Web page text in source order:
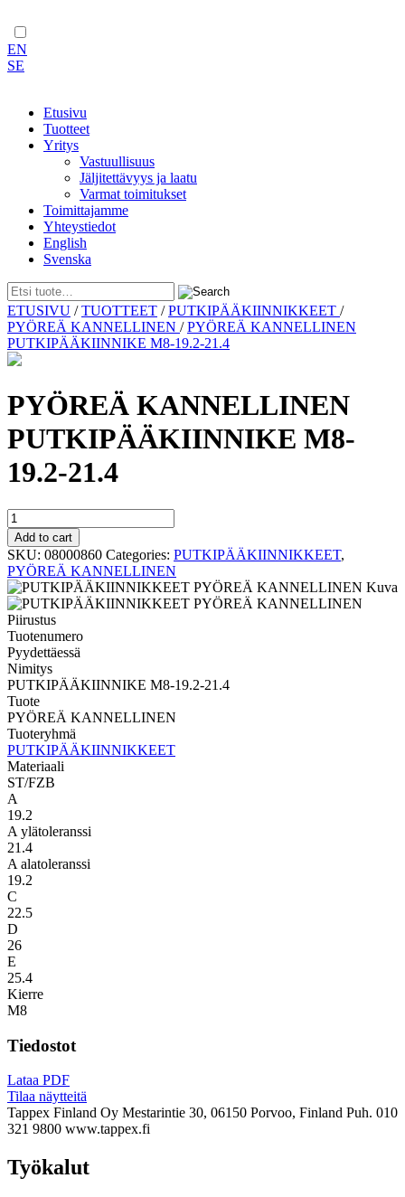
EN
SE
Etusivu
Tuotteet
Yritys
Vastuullisuus
Jäljitettävyys ja laatu
Varmat toimitukset
Toimittajamme
Yhteystiedot
English
Svenska
Skip
to
content
ETUSIVU /TUOTTEET /PUTKIPÄÄKIINNIKKEET /
PYÖREÄ KANNELLINEN /PYÖREÄ KANNELLINEN
PUTKIPÄÄKIINNIKE M8-19.2-21.4
PYÖREÄ KANNELLINEN
PUTKIPÄÄKIINNIKE M8-
19.2-21.4
PYÖREÄ
KANNELLINEN
PUTKIPÄÄKIINNIKE
M8-
19.2-
21.4
quantity
Add to cart
SKU: 08000860 Categories: PUTKIPÄÄKIINNIKKEET,
PYÖREÄ KANNELLINEN
Tuotenumero
Pyydettäessä
Nimitys
PUTKIPÄÄKIINNIKE M8-19.2-21.4
Tuote
PYÖREÄ KANNELLINEN
Tuoteryhmä
PUTKIPÄÄKIINNIKKEET
Materiaali
ST/FZB
A
19.2
A ylätoleranssi
21.4
A alatoleranssi
19.2
C
22.5
D
26
E
25.4
Kierre
M8
Tiedostot
Lataa PDF
Tilaa näytteitä
Tappex Finland Oy Mestarintie 30, 06150 Porvoo, Finland Puh. 010
321 9800 www.tappex.fi
Työkalut